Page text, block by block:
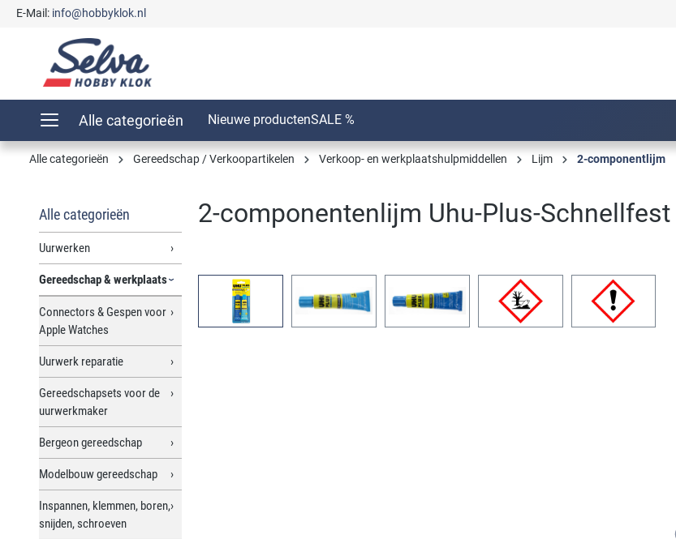
Ga naar de hoofdnavigatie
E-Mail: info@hobbyklok.nl
Alle categorieën Nieuwe productenSALE %
Alle categorieën Gereedschap / Verkoopartikelen Verkoop- en werkplaatshulpmiddellen Lijm 2-componentlijm
Alle categorieën
Uurwerken
Gereedschap & werkplaats
Connectors & Gespen voor
Apple Watches
Uurwerk reparatie
Gereedschapsets voor de
uurwerkmaker
Bergeon gereedschap
Modelbouw gereedschap
Inspannen, klemmen, boren,
snijden, schroeven
2-componentenlijm Uhu-Plus-Schnellfest
Afbeeldingengalerij overslaan